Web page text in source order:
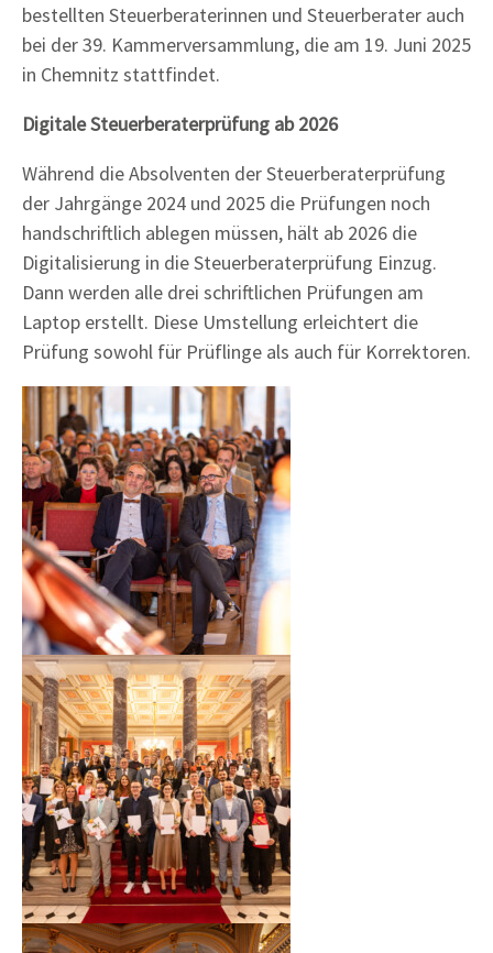
bestellten Steuerberaterinnen und Steuerberater auch
bei der 39. Kammerversammlung, die am 19. Juni 2025
in Chemnitz stattfindet.
Digitale Steuerberaterprüfung ab 2026
Während die Absolventen der Steuerberaterprüfung
der Jahrgänge 2024 und 2025 die Prüfungen noch
handschriftlich ablegen müssen, hält ab 2026 die
Digitalisierung in die Steuerberaterprüfung Einzug.
Dann werden alle drei schriftlichen Prüfungen am
Laptop erstellt. Diese Umstellung erleichtert die
Prüfung sowohl für Prüflinge als auch für Korrektoren.